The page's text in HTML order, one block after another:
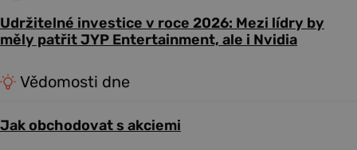
Udržitelné investice v roce 2026: Mezi lídry by
měly patřit JYP Entertainment, ale i Nvidia
Vědomosti dne
Jak obchodovat s akciemi